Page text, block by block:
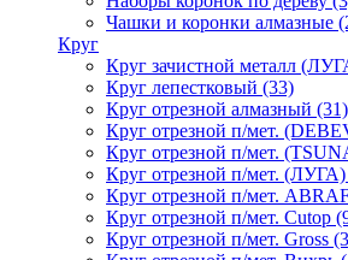
Чашки и коронки алмазные
Круг
Круг зачистной металл
Круг лепестковый (33)
Круг отрезной алмазный (31)
Круг отрезной п/мет.
Круг отрезной п/мет.
Круг отрезной п/мет. (ЛУГА)
Круг отрезной п/мет.
Круг отрезной п/мет. Cutop
Круг отрезной п/мет. Gross